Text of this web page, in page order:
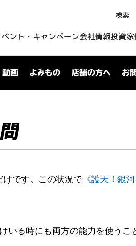
検索
ベント・キャンペーン会社情報投資家
動画 よみもの 店舗の方へ お
けです。この状況で《護天！銀河
いる時にも両方の能力を使うこ